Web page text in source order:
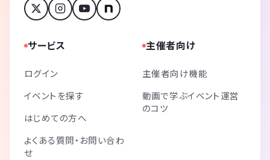
サービス
ログイン
イベントを探す
はじめての方へ
よくある質問・お問い合わ
せ
主催者向け
主催者向け機能
動画で学ぶイベント運営
のコツ